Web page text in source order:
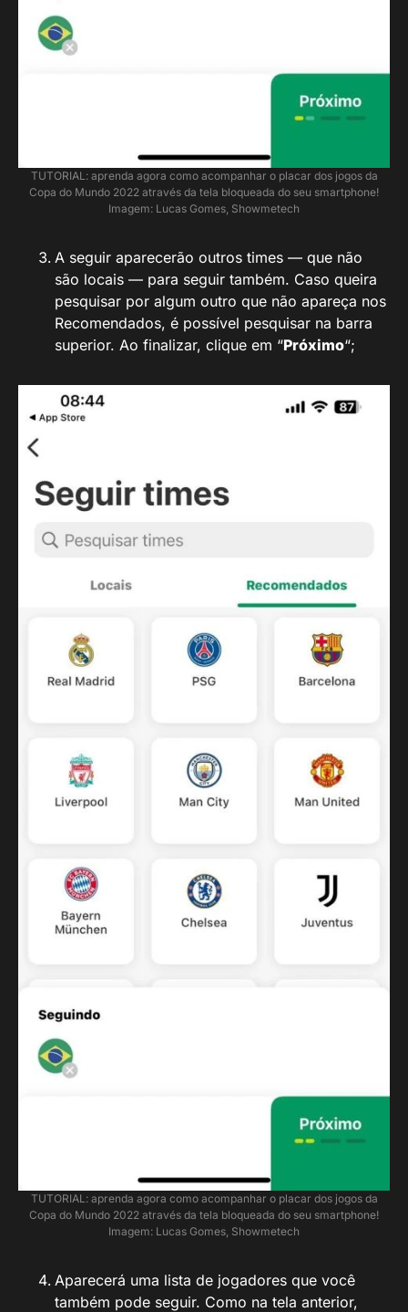
TUTORIAL: aprenda agora como acompanhar o placar dos jogos da
Copa do Mundo 2022 através da tela bloqueada do seu smartphone!
Imagem: Lucas Gomes, Showmetech
A seguir aparecerão outros times — que não
são locais — para seguir também. Caso queira
pesquisar por algum outro que não apareça nos
Recomendados, é possível pesquisar na barra
superior. Ao finalizar, clique em “Próximo“;
TUTORIAL: aprenda agora como acompanhar o placar dos jogos da
Copa do Mundo 2022 através da tela bloqueada do seu smartphone!
Imagem: Lucas Gomes, Showmetech
Aparecerá uma lista de jogadores que você
também pode seguir. Como na tela anterior,